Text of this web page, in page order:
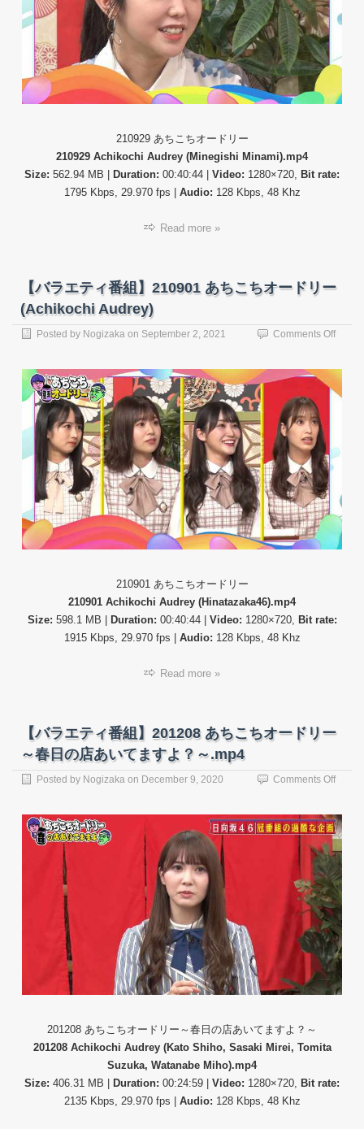
あ
ち
ー
ド
210929 あちこちオードリー
210929 Achikochi Audrey (Minegishi Minami).mp4
Size: 562.94 MB | Duration: 00:40:44 | Video: 1280×720, Bit rate:
1795 Kbps, 29.970 fps | Audio: 128 Kbps, 48 Khz
Read more »
【バラエティ番組】210901 あちこちオードリー
(Achikochi Audrey)
Posted by Nogizaka on September 2, 2021 Comments Offon
エ
テ
こ
ち
オ
ー
ド
210901 あちこちオードリー
210901 Achikochi Audrey (Hinatazaka46).mp4
Size: 598.1 MB | Duration: 00:40:44 | Video: 1280×720,
Bit rate:
1915 Kbps, 29.970 fps | Audio: 128 Kbps, 48 Khz
Read more »
【バラエティ番組】201208 あちこちオードリー
～春日の店あいてますよ？～.mp4
Posted by Nogizaka on December 9, 2020 Comments Offon
エ
テ
ィ
番
組】
あ
ち
こ
ち
ー
ド
の
201208 あちこちオードリー～春日の店あいてますよ？～
201208 Achikochi Audrey (Kato Shiho, Sasaki Mirei, Tomita
Suzuka, Watanabe Miho).mp4
Size: 406.31 MB | Duration: 00:24:59 | Video: 1280×720, Bit rate:
2135 Kbps, 29.970 fps | Audio: 128 Kbps, 48 Khz